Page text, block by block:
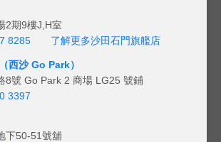
2期9樓J,H室
8285
了解更多沙田石門旗艦店
西沙 Go Park）
8號 Go Park 2 商場 LG25 號鋪
3397
下50-51號舖